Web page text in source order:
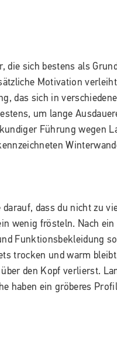
sich bestens als
Motivation
das sich in
um lange
Führung wegen
dass du nicht zu
wenig frösteln. Nach
Funktionsbekleidung
trocken und warm
den Kopf verlierst.
haben ein gröberes